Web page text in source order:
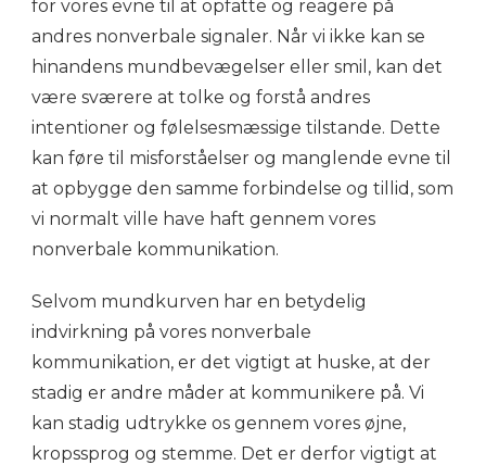
for vores evne til at opfatte og reagere på
andres nonverbale signaler. Når vi ikke kan se
hinandens mundbevægelser eller smil, kan det
være sværere at tolke og forstå andres
intentioner og følelsesmæssige tilstande. Dette
kan føre til misforståelser og manglende evne til
at opbygge den samme forbindelse og tillid, som
vi normalt ville have haft gennem vores
nonverbale kommunikation.
Selvom mundkurven har en betydelig
indvirkning på vores nonverbale
kommunikation, er det vigtigt at huske, at der
stadig er andre måder at kommunikere på. Vi
kan stadig udtrykke os gennem vores øjne,
kropssprog og stemme. Det er derfor vigtigt at